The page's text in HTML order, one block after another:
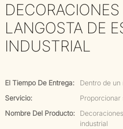
DECORACIONES
LANGOSTA DE
INDUSTRIAL
El Tiempo De Entrega:
Dentro de un
Servicio:
Nombre Del Producto:
industrial